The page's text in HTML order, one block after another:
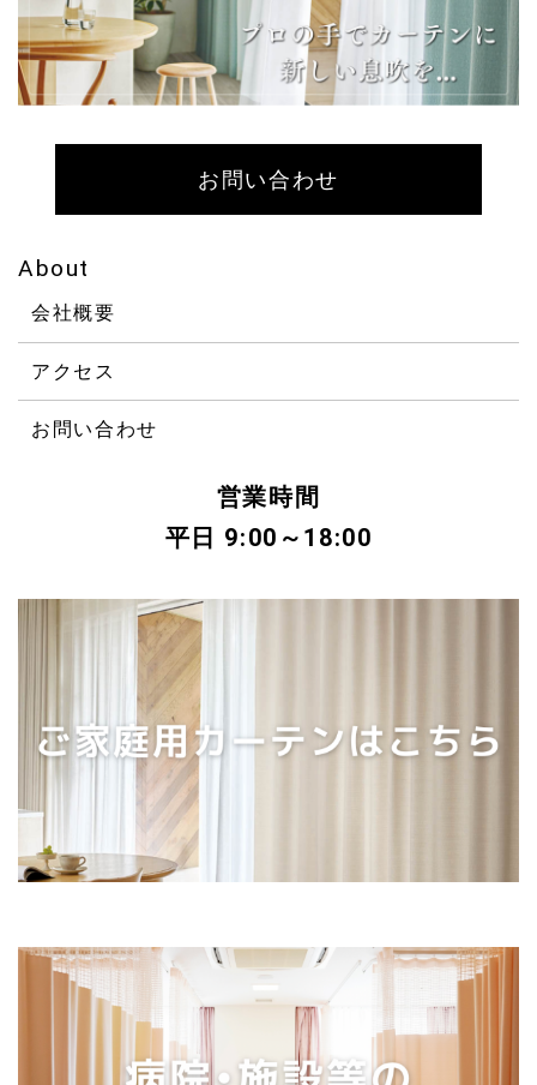
お問い合わせ
About
会社概要
アクセス
お問い合わせ
営業時間
平日 9:00～18:00